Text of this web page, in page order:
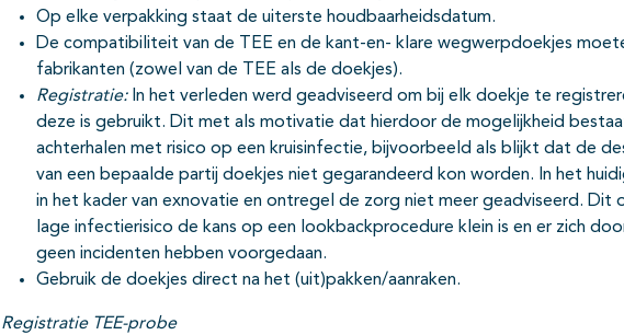
Op elke verpakking staat de uiterste houdbaarheidsdatum.
De compatibiliteit van de TEE en de kant-en- klare wegwerpdoekjes
fabrikanten (zowel van de TEE als de doekjes).
Registratie:In het verleden werd geadviseerd om bij elk doekje te
deze is gebruikt. Dit met als motivatie dat hierdoor de mogelijkheid
achterhalen met risico op een kruisinfectie, bijvoorbeeld als blijkt dat de
van een bepaalde partij doekjes niet gegarandeerd kon worden. In het
in het kader van exnovatie en ontregel de zorg niet meer geadviseerd. Dit
lage infectierisico de kans op een lookbackprocedure klein is en er zich
geen incidenten hebben voorgedaan.
Gebruik de doekjes direct na het (uit)pakken/aanraken.
Registratie TEE-probe